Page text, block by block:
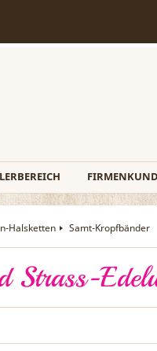
Halsketten Samt-Kropfbänder
Strass-